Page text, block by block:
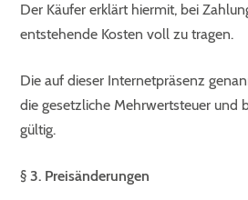
Der Käufer erklärt hiermit, bei
entstehende Kosten voll zu tragen.
Die auf dieser Internetpräsenz
die gesetzliche Mehrwertsteuer und
gültig.
§ 3. Preisänderungen